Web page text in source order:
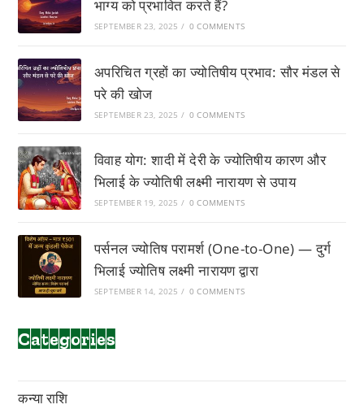
भाग्य को प्रभावित करते हैं?
SEPTEMBER 23, 2025 / 0 COMMENTS
अपरिचित ग्रहों का ज्योतिषीय प्रभाव: सौर मंडल से
परे की खोज
SEPTEMBER 23, 2025 / 0 COMMENTS
विवाह योग: शादी में देरी के ज्योतिषीय कारण और
भिलाई के ज्योतिषी लक्ष्मी नारायण से उपाय
SEPTEMBER 19, 2025 / 0 COMMENTS
पर्सनल ज्योतिष परामर्श (One-to-One) — दुर्ग
भिलाई ज्योतिष लक्ष्मी नारायण द्वारा
SEPTEMBER 14, 2025 / 0 COMMENTS
Categories
कन्या राशि